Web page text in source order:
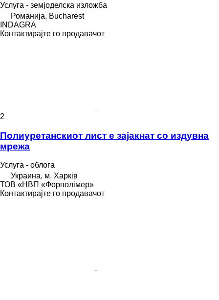
Услуга - земјоделска изложба
Романија, Bucharest
INDAGRA
Контактирајте го продавачот
2
Полиуретанскиот лист е зајакнат со издувна
мрежа
Услуга - облога
Украина, м. Харків
ТОВ «НВП «Форполімер»
Контактирајте го продавачот